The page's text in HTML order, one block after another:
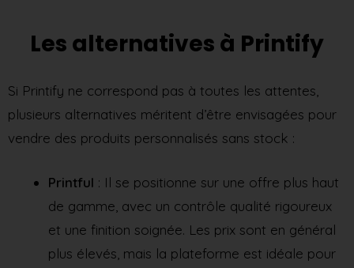
Les alternatives à Printify
Si Printify ne correspond pas à toutes les attentes,
plusieurs alternatives méritent d’être envisagées pour
vendre des produits personnalisés sans stock :
Printful : Il se positionne sur une offre plus haut
de gamme, avec un contrôle qualité rigoureux
et une finition soignée. Les prix sont en général
plus élevés, mais la plateforme est idéale pour